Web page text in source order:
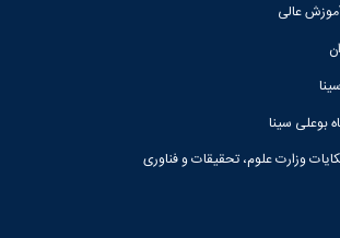
عالی
بوعلی سینا
وزارت علوم، تحقیقات و فناوری